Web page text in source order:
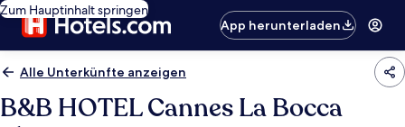
Zum Hauptinhalt springen
App herunterladen
Alle Unterkünfte anzeigen
B&B HOTEL Cannes La Bocca